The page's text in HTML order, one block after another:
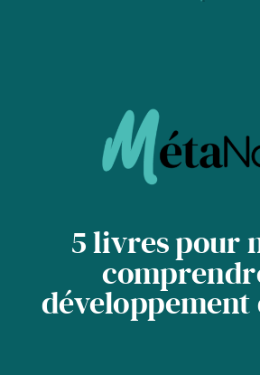
5 livres pour